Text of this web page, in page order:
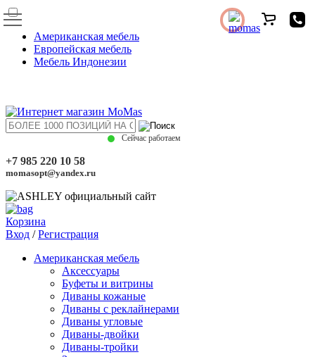
Американская мебель
Европейская мебель
Мебель Индонезии
Сейчас работаем
+7 985 220 10 58
momasopt@yandex.ru
Корзина
Вход /Регистрация
Американская мебель
Аксессуары
Буфеты и витрины
Диваны кожаные
Диваны с реклайнерами
Диваны угловые
Диваны-двойки
Диваны-тройки